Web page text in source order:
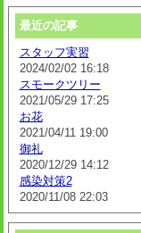
最近の記事
スタッフ実習
2024/02/02 16:18
スモークツリー
2021/05/29 17:25
お花
2021/04/11 19:00
御礼
2020/12/29 14:12
感染対策2
2020/11/08 22:03